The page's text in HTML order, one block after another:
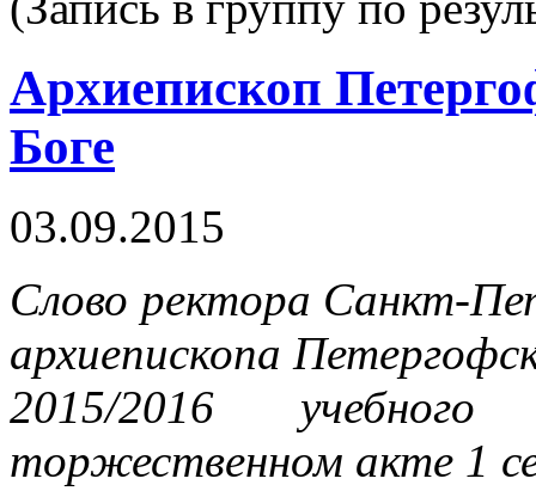
Архиепископ
Боге
03.09.2015
Слово ректора Санкт-
архиепископа
2015/2016
торжественном акте 1